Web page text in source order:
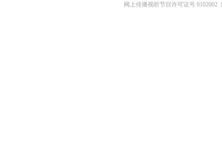
网上传播视听节目许可证号 0102002